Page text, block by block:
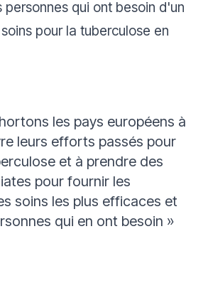
personnes qui ont besoin d'un
pour la tuberculose en
les pays européens à
leurs efforts passés pour
et à prendre des
pour fournir les
soins les plus efficaces et
qui en ont besoin »